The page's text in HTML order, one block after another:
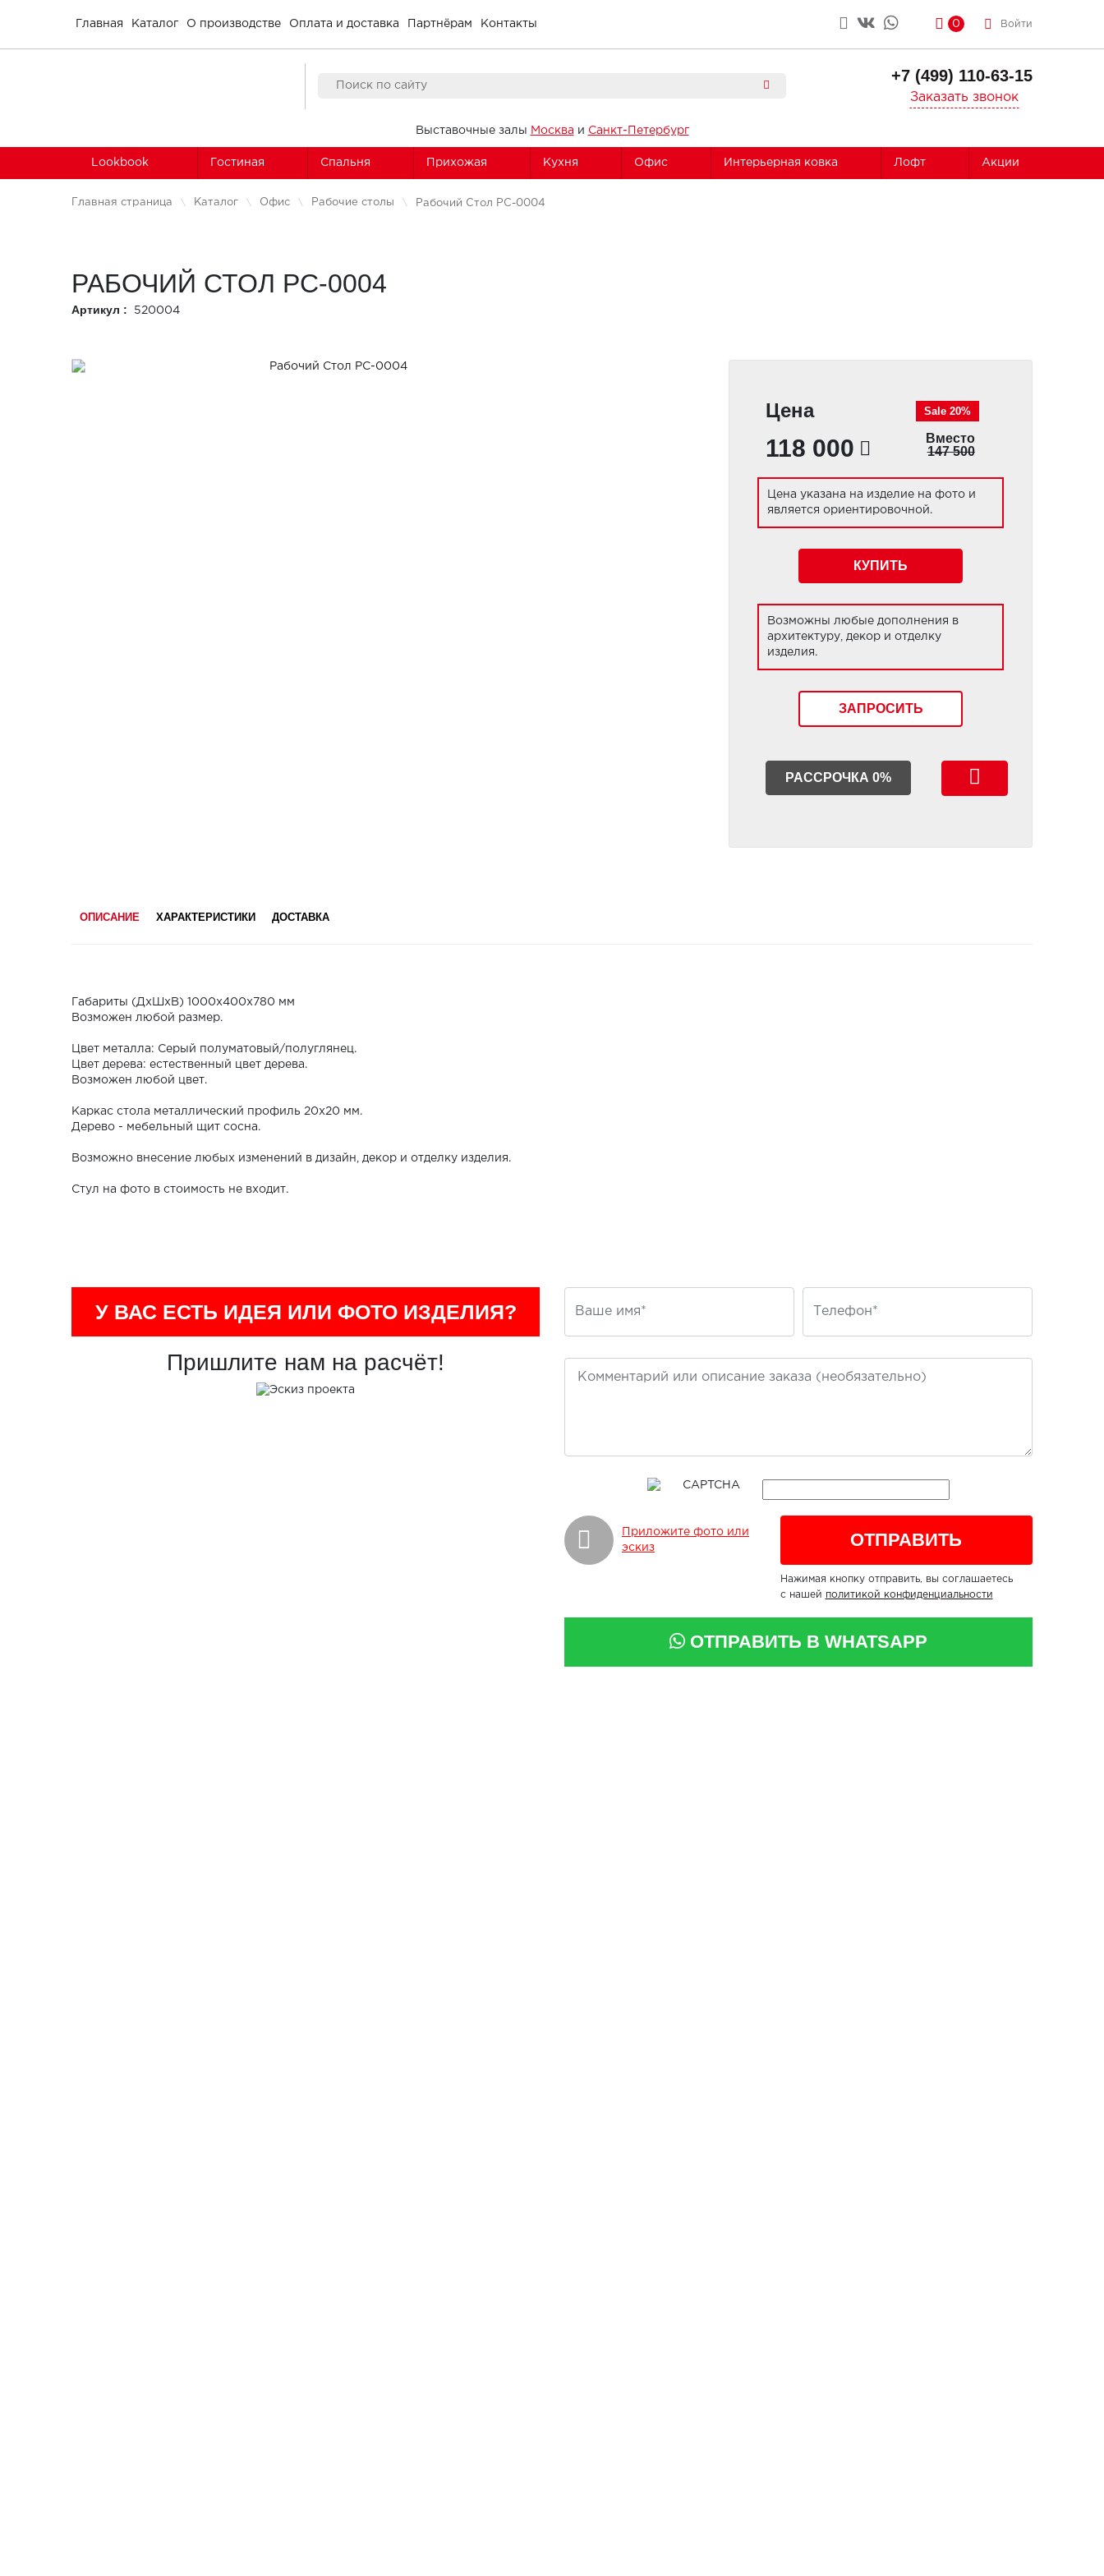
Главная Каталог О производстве Оплата и доставка Партнёрам Контакты 0 Войти
+7 (499) 110-63-15
Заказать звонок
Выставочные залы Москва и Санкт-Петербург
Lookbook Гостиная Спальня Прихожая Кухня Офис Интерьерная ковка Лофт Акции
Главная страница Каталог Офис Рабочие столы Рабочий Стол РС-0004
РАБОЧИЙ СТОЛ РС-0004
Артикул : 520004
Цена
118 000
Sale 20%
Вместо
147 500
Цена указана на изделие на фото и
является ориентировочной.
КУПИТЬ
Возможны любые дополнения в
архитектуру, декор и отделку
изделия.
ЗАПРОСИТЬ
РАССРОЧКА 0%
ОПИСАНИЕ ХАРАКТЕРИСТИКИ ДОСТАВКА
Габариты (ДхШхВ) 1000х400х780 мм
Возможен любой размер.
Цвет металла: Серый полуматовый/полуглянец.
Цвет дерева: естественный цвет дерева.
Возможен любой цвет.
Каркас стола металлический профиль 20х20 мм.
Дерево - мебельный щит сосна.
Возможно внесение любых изменений в дизайн, декор и отделку изделия.
Стул на фото в стоимость не входит.
У ВАС ЕСТЬ ИДЕЯ ИЛИ ФОТО ИЗДЕЛИЯ?
Пришлите нам на расчёт!
Приложите фото или
эскиз
Нажимая кнопку отправить, вы соглашаетесь
с нашей политикой конфиденциальности
ОТПРАВИТЬ В WHATSAPP